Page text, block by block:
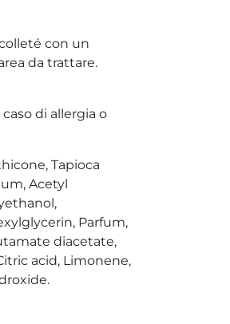
con un
da trattare.
di allergia o
Tapioca
Acetyl
Parfum,
diacetate,
acid, Limonene,